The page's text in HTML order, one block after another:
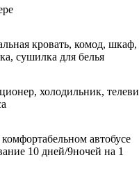
кровать, комод,
сушилка для белья
холодильник,
автобусе
10 дней/9ночей на 1